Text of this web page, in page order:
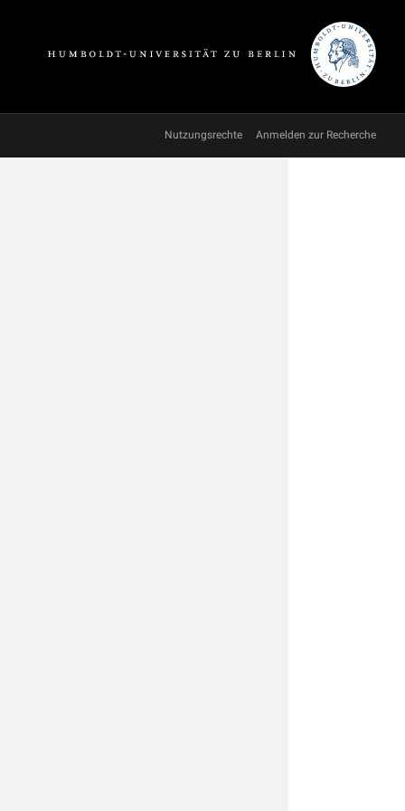
Nutzungsrechte Anmelden zur Recherche